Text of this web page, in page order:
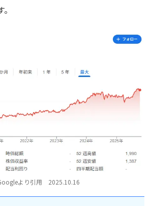
より引用 2025.10.16